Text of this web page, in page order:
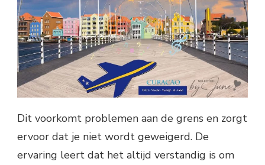
Dit voorkomt problemen aan de grens en zorgt
ervoor dat je niet wordt geweigerd. De
ervaring leert dat het altijd verstandig is om